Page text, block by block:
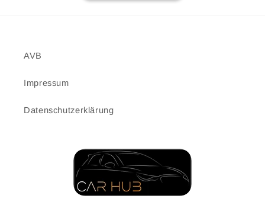
AVB
Impressum
Datenschutzerklärung